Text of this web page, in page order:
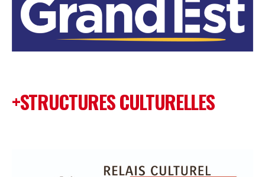
+STRUCTURES CULTURELLES